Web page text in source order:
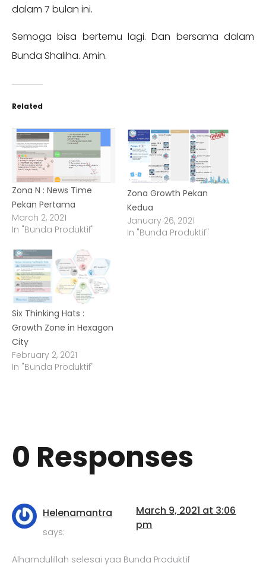
dalam 7 bulan ini.
Semoga bisa bertemu lagi. Dan bersama dalam
Bunda Shaliha. Amin.
Related
Zona N : News Time
Pekan Pertama
March 2, 2021
In "Bunda Produktif"
Zona Growth Pekan
Kedua
January 26, 2021
In "Bunda Produktif"
Six Thinking Hats :
Growth Zone in Hexagon
City
February 2, 2021
In "Bunda Produktif"
0 Responses
Helenamantra
says:
March 9, 2021 at 3:06
pm
Alhamdulillah selesai yaa Bunda Produktif